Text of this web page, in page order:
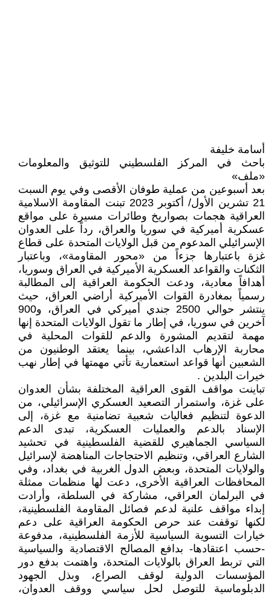
أسامة خليفة
باحث في المركز الفلسطيني للتوثيق والمعلومات
«ملف»
بعد أسبوعين من عملية طوفان الأقصى وفي يوم السبت
21 تشرين الأول/ أكتوبر 2023 تبنت المقاومة الاسلامية
العراقية هجمات بصواريخ وطائرات مسيرة على مواقع
عسكرية أميركية في سوريا والعراق، رداً على العدوان
الإسرائيلي المدعوم من قبل الولايات المتحدة على قطاع
غزة باعتبارها جزءاً من «محور المقاومة»، وباعتبار
الثكنات والقواعد العسكرية الأميركية في العراق وسوريا،
أهدافاً معادية، ودعت الحكومة العراقية إلى المطالبة
رسمياً بمغادرة القوات الأميركية أراضي العراق، حيث
ينتشر حوالي 2500 جندي أميركي في العراق، و900
آخرين في سوريا، في إطار ما تقول الولايات المتحدة إنها
مهمة لتقديم المشورة والدعم للقوات المحلية في
محاربة الإرهاب الداعشي، بينما يعتقد الوطنيون من
الشعبين أنها قواعد استعمارية تأتي مهمتها في إطار نهب
خيرات البلدين .
تباينت مواقف القوى العراقية المختلفة بشأن العدوان
على غزة، واستمرار التصعيد العسكري الإسرائيلي، من
الدعوة لتنظيم فعاليات شعبية تضامنية مع غزة، إلى
الإسناد بالدعم والعمليات العسكرية، تبدى الدعم
السياسي الجماهيري للقضية الفلسطينية في تحشيد
الشارع العراقي، وتنظيم الاحتجاجات المناهضة لإسرائيل
والولايات المتحدة، وبعض الدول الغربية في بغداد، وفي
المحافظات العراقية الأخرى، دعت لها منظمات ممثلة
في البرلمان العراقي، مشاركة في السلطة، وأرادت
إبداء مواقف علنية لدعم فصائل المقاومة الفلسطينية،
لكنها توقفت عند حرص الحكومة العراقية على دعم
خيارات التسوية السياسية للأزمة الفلسطينية، مدفوعة
-حسب اعتقادها- بدافع المصالح الاقتصادية والسياسية
التي تربط العراق بالولايات المتحدة، واهتمت بدفع دور
المؤسسات الدولية لوقف الصراع، وبذل الجهود
الدبلوماسية للتوصل لحل سياسي ووقف العدوان،